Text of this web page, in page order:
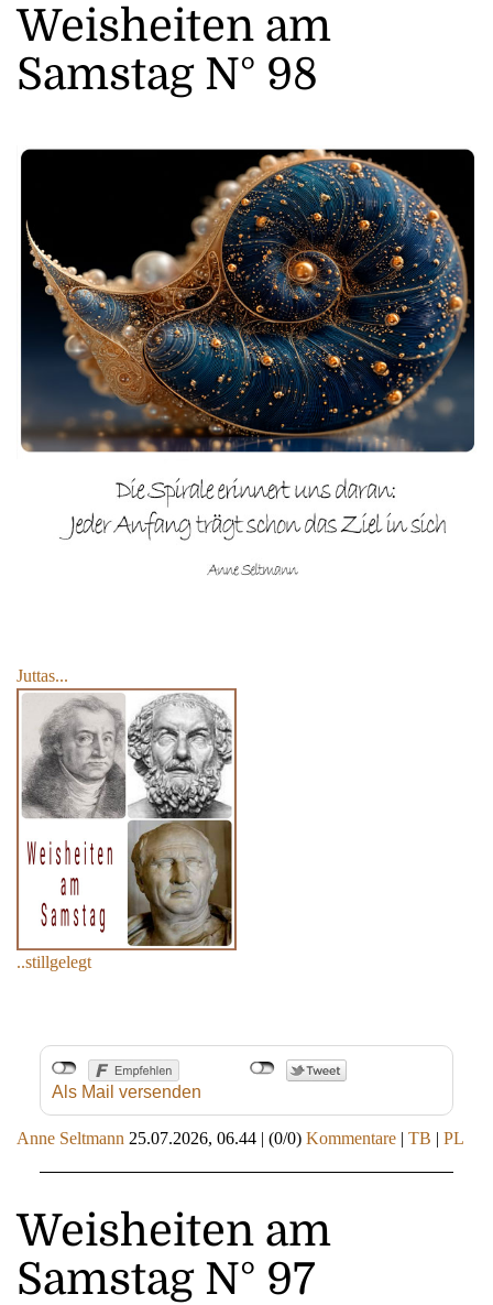
Weisheiten am
Samstag N° 98
Juttas...
..stillgelegt
Als Mail versenden
Anne Seltmann 25.07.2026, 06.44 | (0/0) Kommentare | TB | PL
Weisheiten am
Samstag N° 97